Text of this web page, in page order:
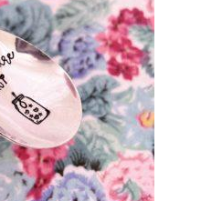
GRAVÉE VINTAGE :
MOI
€
AU PANIER